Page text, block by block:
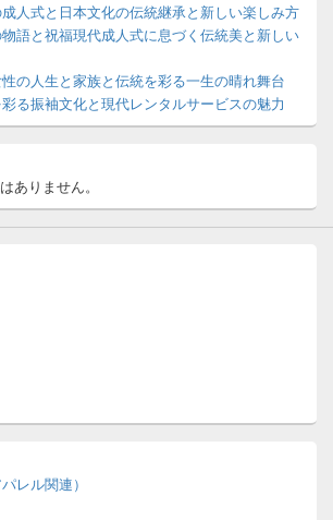
人式と日本文化の伝統継承と新しい楽しみ方
語と祝福現代成人式に息づく伝統美と新しい
の人生と家族と伝統を彩る一生の晴れ舞台
る振袖文化と現代レンタルサービスの魅力
ありません。
レル関連）